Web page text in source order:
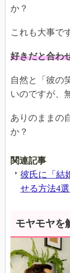
か？
これも大事で
好きだと合わ
自然と「彼の
いのですが、
ありのままの
か？
関連記事
彼氏に「結
せる方法4選
モヤモヤを